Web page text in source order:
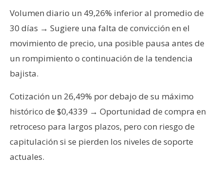
e
n
s
e
m
Volumen diario un 49,26% inferior al promedio de
30 días → Sugiere una falta de convicción en el
movimiento de precio, una posible pausa antes de
un rompimiento o continuación de la tendencia
bajista.
Cotización un 26,49% por debajo de su máximo
histórico de $0,4339 → Oportunidad de compra en
retroceso para largos plazos, pero con riesgo de
capitulación si se pierden los niveles de soporte
actuales.